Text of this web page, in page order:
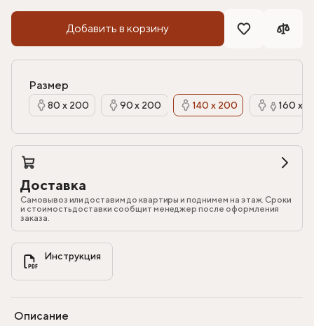
Добавить в корзину
Размер
80 х 200 90 х 200 140 х 200 160 х
Доставка
Самовывоз или доставим до квартиры и поднимем на этаж. Сроки
и стоимость доставки сообщит менеджер после оформления
заказа.
Инструкция
Описание